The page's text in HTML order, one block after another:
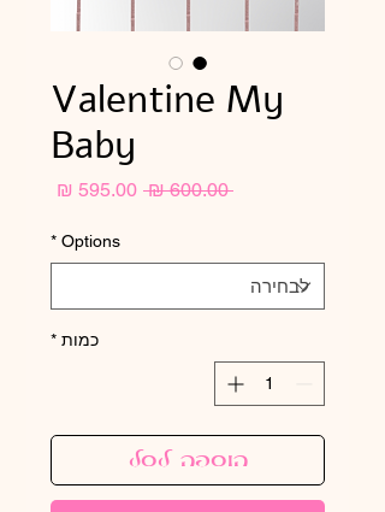
Valentine My
Baby
‏600.00 ‏₪
מחיר
Options
*
כמות *
הוספה לסל